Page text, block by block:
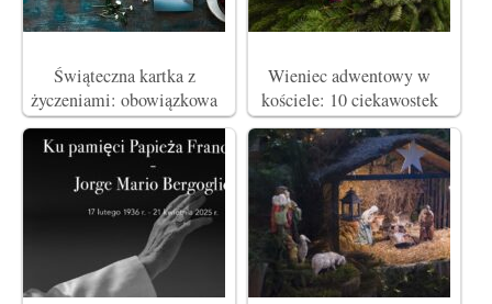
Świąteczna kartka z
życzeniami: obowiązkowa
Wieniec adwentowy w
kościele: 10 ciekawostek